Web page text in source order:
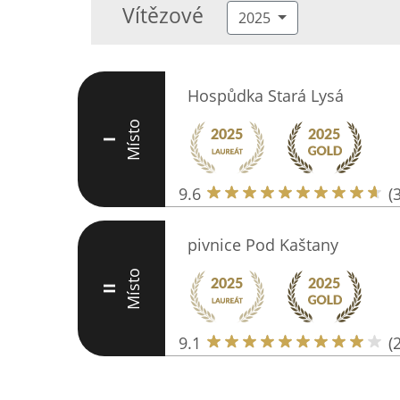
Vítězové 2025
I Místo
Hospůdka Stará Lysá
9.6
II Místo
pivnice Pod Kaštany
9.1